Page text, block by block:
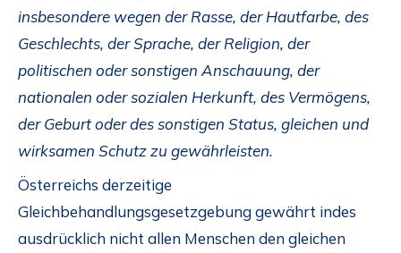
insbesondere wegen der Rasse, der Hautfarbe, des
Geschlechts, der Sprache, der Religion, der
politischen oder sonstigen Anschauung, der
nationalen oder sozialen Herkunft, des Vermögens,
der Geburt oder des sonstigen Status, gleichen und
wirksamen Schutz zu gewährleisten.
Österreichs derzeitige
Gleichbehandlungsgesetzgebung gewährt indes
ausdrücklich nicht allen Menschen den gleichen